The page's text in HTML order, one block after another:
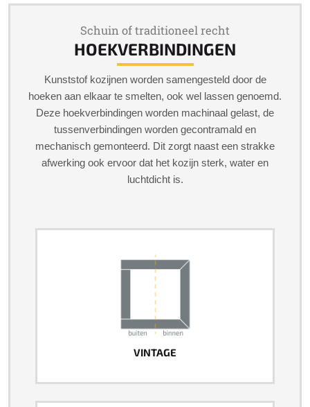
Schuin of traditioneel recht
HOEKVERBINDINGEN
Kunststof kozijnen worden samengesteld door de
hoeken aan elkaar te smelten, ook wel lassen genoemd.
Deze hoekverbindingen worden machinaal gelast, de
tussenverbindingen worden gecontramald en
mechanisch gemonteerd. Dit zorgt naast een strakke
afwerking ook ervoor dat het kozijn sterk, water en
luchtdicht is.
VINTAGE